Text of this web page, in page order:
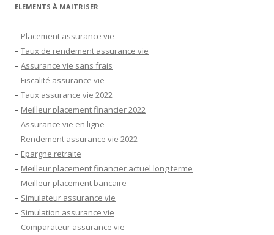
ELEMENTS À MAITRISER
– Placement assurance vie
– Taux de rendement assurance vie
– Assurance vie sans frais
– Fiscalité assurance vie
– Taux assurance vie 2022
– Meilleur placement financier 2022
– Assurance vie en ligne
– Rendement assurance vie 2022
– Epargne retraite
– Meilleur placement financier actuel long terme
– Meilleur placement bancaire
– Simulateur assurance vie
– Simulation assurance vie
– Comparateur assurance vie